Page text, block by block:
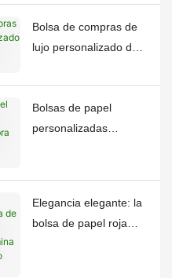
personalizada
Bolsa de compras de
lujo personalizado de
Orange.
Bolsas de papel
personalizadas
Elegancia elegante: la
bolsa de papel roja